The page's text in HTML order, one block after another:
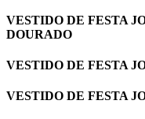
VESTIDO DE FESTA
DOURADO
VESTIDO DE FESTA
VESTIDO DE FESTA